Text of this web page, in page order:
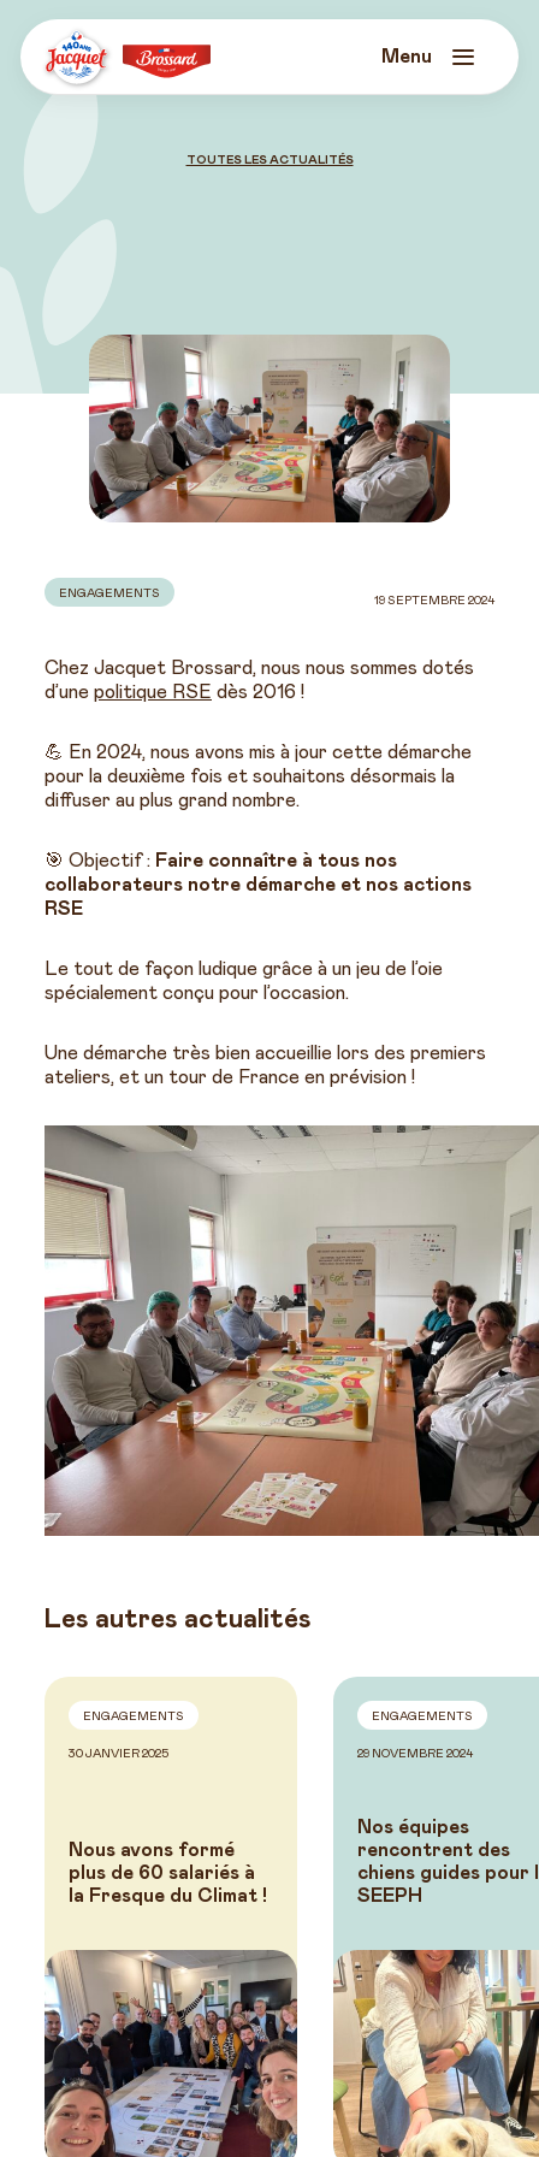
content
Jacquet
Menu
TOUTES LES ACTUALITÉS
ENGAGEMENTS
19 SEPTEMBRE 2024
Chez Jacquet Brossard, nous nous sommes dotés
d’une politique RSE dès 2016 !
💪 En 2024, nous avons mis à jour cette démarche
pour la deuxième fois et souhaitons désormais la
diffuser au plus grand nombre.
🎯 Objectif : Faire connaître à tous nos
collaborateurs notre démarche et nos actions
RSE
Le tout de façon ludique grâce à un jeu de l’oie
spécialement conçu pour l’occasion.
Une démarche très bien accueillie lors des premiers
ateliers, et un tour de France en prévision !
Les autres actualités
ENGAGEMENTS
30 JANVIER 2025
Nous avons formé
plus de 60 salariés à
la Fresque du Climat !
ENGAGEMENTS
29 NOVEMBRE 2024
Nos équipes
rencontrent des
chiens guides pour
SEEPH